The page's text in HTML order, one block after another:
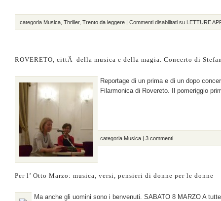
categoria Musica Thriller, Trento da leggere | Commenti disabilitati su LETTURE
ROVERETO, cittÃ della musica e della magia. Concerto di
Reportage di un prima e di un dopo
Filarmonica di Rovereto. Il pomeriggio
categoria Musica | 3 commenti
Per l’ Otto Marzo: musica, versi, pensieri di donne per le donne
Ma anche gli uomini sono i benvenuti. SABATO 8 MARZO A